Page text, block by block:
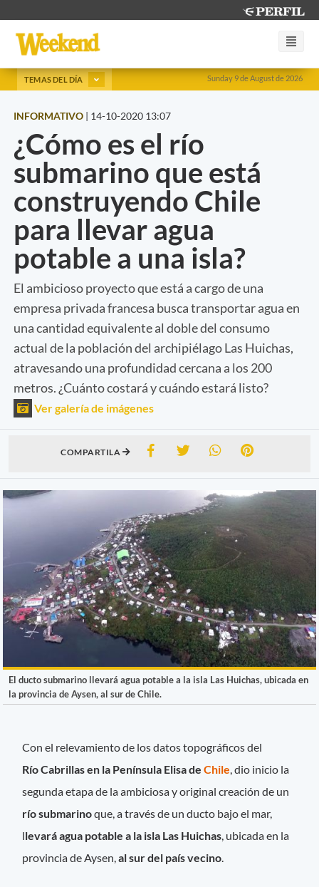
Sunday 9 de August de 2026
TEMAS DEL DÍA
INFORMATIVO | 14-10-2020 13:07
¿Cómo es el río
submarino que está
construyendo Chile
para llevar agua
potable a una isla?
El ambicioso proyecto que está a cargo de una
empresa privada francesa busca transportar agua en
una cantidad equivalente al doble del consumo
actual de la población del archipiélago Las Huichas,
atravesando una profundidad cercana a los 200
metros. ¿Cuánto costará y cuándo estará listo?
Ver galería de imágenes
COMPARTILA
El ducto submarino llevará agua potable a la isla Las Huichas, ubicada en
la provincia de Aysen, al sur de Chile.
Con el relevamiento de los datos topográficos del
Río Cabrillas en la Península Elisa deChile , dio inicio la
segunda etapa de la ambiciosa y original creación de un
río submarinoque, a través de un ducto bajo el mar,
llevará agua potable a la isla Las Huichas , ubicada en la
provincia de Aysen, al sur del país vecino